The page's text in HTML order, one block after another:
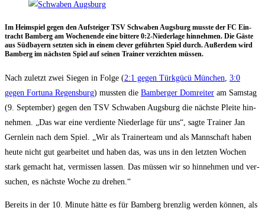
Im Heim­spiel gegen den Auf­stei­ger TSV Schwa­ben Augs­burg muss­te der FC Ein­
tracht Bam­berg am Wochen­en­de eine bit­te­re 0:2‑Niederlage hin­neh­men. Die Gäs­te
aus Süd­bay­ern setz­ten sich in einem cle­ver geführ­ten Spiel durch. Außer­dem wird
Bam­berg im nächs­ten Spiel auf sei­nen Trai­ner ver­zich­ten müssen.
Nach zuletzt zwei Sie­gen in Fol­ge (2:1 gegen Türk­gücü Mün­chen 3:0
gegen For­tu­na Regens­burg) muss­ten die Bam­ber­ger Dom­rei­ter am Sams­tag
(9. Sep­tem­ber) gegen den TSV Schwa­ben Augs­burg die nächs­te Plei­te hin­
neh­men. „Das war eine ver­dien­te Nie­der­la­ge für uns“, sag­te Trai­ner Jan
Gern­lein nach dem Spiel. „Wir als Trai­ner­team und als Mann­schaft haben
heu­te nicht gut gear­bei­tet und haben das, was uns in den letz­ten Wochen
stark gemacht hat, ver­mis­sen las­sen. Das müs­sen wir so hin­neh­men und ver­
su­chen, es nächs­te Woche zu drehen.“
Bereits in der 10. Minu­te hät­te es für Bam­berg brenz­lig wer­den kön­nen, als